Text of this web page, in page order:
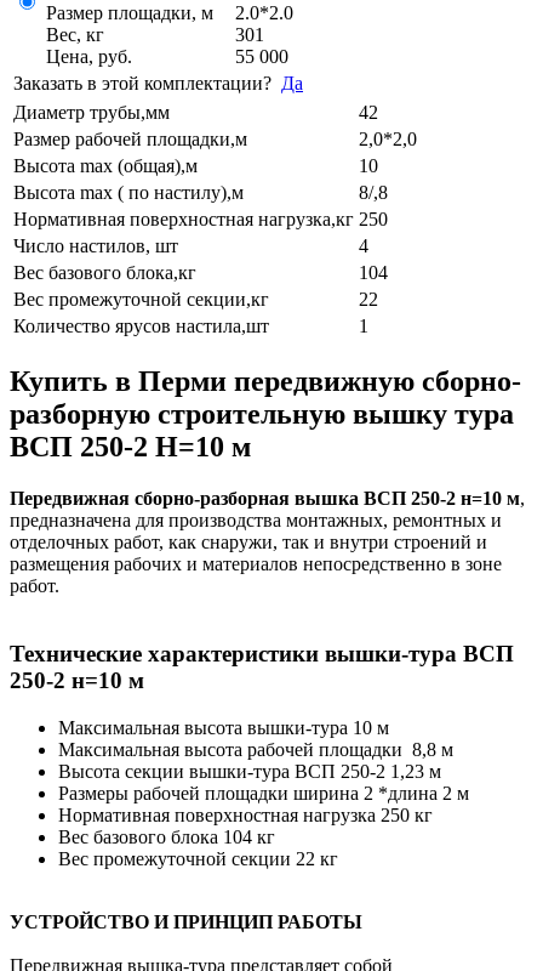
Размер площадки, м
Вес, кг
Цена, руб.
2.0*2.0
301
55 000
Заказать в этой комплектации? Да
Диаметр трубы,мм
42
Размер рабочей площадки,м
2,0*2,0
Высота max (общая),м
10
Высота max ( по настилу),м
8/,8
Нормативная поверхностная нагрузка,кг 250
Число настилов, шт
4
Вес базового блока,кг
104
Вес промежуточной секции,кг
22
Количество ярусов настила,шт
1
Купить в Перми передвижную сборно-
разборную строительную вышку тура
ВСП 250-2 Н=10 м
Передвижная сборно-разборная вышка ВСП 250-2 н=10 м,
предназначена для производства монтажных, ремонтных и
отделочных работ, как снаружи, так и внутри строений и
размещения рабочих и материалов непосредственно в зоне
работ.
Технические характеристики вышки-тура ВСП
250-2 н=10 м
Максимальная высота вышки-тура 10 м
Максимальная высота рабочей площадки 8,8 м
Высота секции вышки-тура ВСП 250-2 1,23 м
Размеры рабочей площадки ширина 2 *длина 2 м
Нормативная поверхностная нагрузка 250 кг
Вес базового блока 104 кг
Вес промежуточной секции 22 кг
УСТРОЙСТВО И ПРИНЦИП РАБОТЫ
Передвижная вышка-тура представляет собой